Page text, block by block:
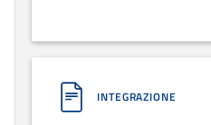
INTEGRAZIONE